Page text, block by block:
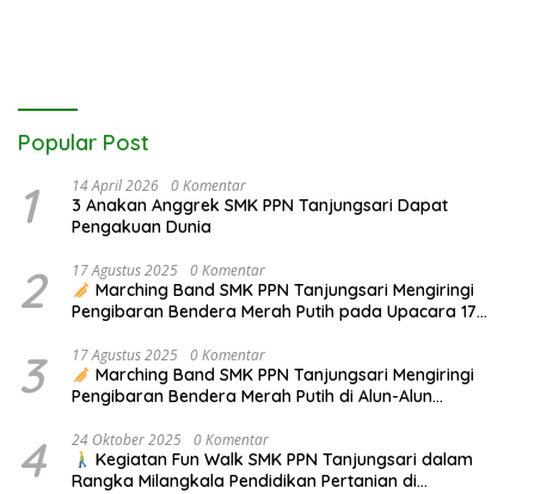
Popular Post
1 14 April 2026 0 Komentar
3 Anakan Anggrek SMK PPN Tanjungsari Dapat
Pengakuan Dunia
2 17 Agustus 2025 0 Komentar
Marching Band SMK PPN Tanjungsari Mengiringi
Pengibaran Bendera Merah Putih pada Upacara 17
3 17 Agustus 2025 0 Komentar
Marching Band SMK PPN Tanjungsari Mengiringi
Pengibaran Bendera Merah Putih di Alun-Alun
4 24 Oktober 2025 0 Komentar
Kegiatan Fun Walk SMK PPN Tanjungsari dalam
Rangka Milangkala Pendidikan Pertanian di